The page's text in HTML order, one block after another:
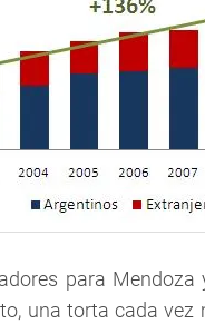
para Mendoza
una torta cada